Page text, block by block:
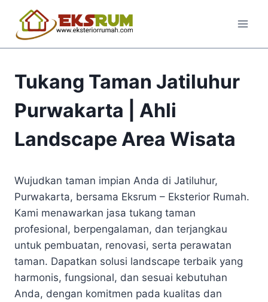
Tukang Taman Jatiluhur
Purwakarta | Ahli
Landscape Area Wisata
Wujudkan taman impian Anda di Jatiluhur,
Purwakarta, bersama Eksrum – Eksterior Rumah.
Kami menawarkan jasa tukang taman
profesional, berpengalaman, dan terjangkau
untuk pembuatan, renovasi, serta perawatan
taman. Dapatkan solusi landscape terbaik yang
harmonis, fungsional, dan sesuai kebutuhan
Anda, dengan komitmen pada kualitas dan